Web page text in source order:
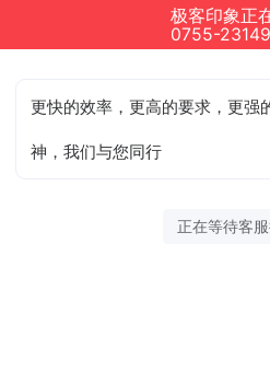
极客印象正
0755-
更快的效率，更高的要求，更强
神，我们与您同行
2026-08-07